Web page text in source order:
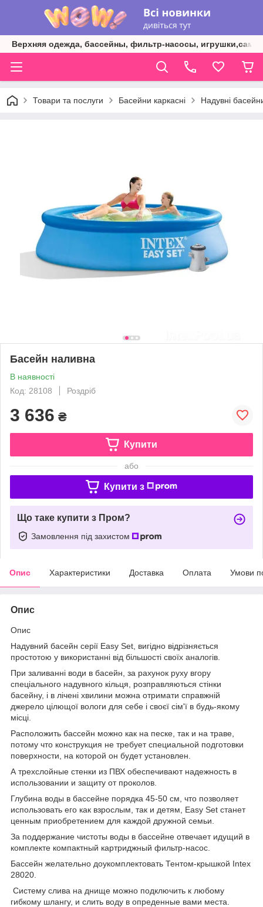
Верхняя одежда, бассейны, фильтр-насосы,
Товари та послуги Басейни каркасні Надувні
Басейн наливна
В наявності
Код: 28108
Роздріб
3 636 ₴
Купити
або
Купити з
Що таке купити з Пром?
Замовлення під захистом
Опис Характеристики Доставка Оплата Умови
Опис
Опис
Надувний басейн серії Easy Set, вигідно відрізняється
простотою у використанні від більшості своїх аналогів.
При заливанні води в басейн, за рахунок руху вгору
спеціального надувного кільця, розправляються стінки
басейну, і в лічені хвилини можна отримати справжній
джерело цілющої вологи для себе і своєї сім'ї в будь-якому
місці.
Расположить бассейн можно как на песке, так и на траве,
потому что конструкция не требует специальной подготовки
поверхности, на которой он будет установлен.
А трехслойные стенки из ПВХ обеспечивают надежность в
использовании и защиту от проколов.
Глубина воды в бассейне порядка 45-50 см, что позволяет
использовать его как взрослым, так и детям, Easy Set станет
ценным приобретением для каждой дружной семьи.
За поддержание чистоты воды в бассейне отвечает идущий в
комплекте компактный картриджный фильтр-насос.
Бассейн желательно доукомплектовать Тентом-крышкой Intex
28020.
Систему слива на днище можно подключить к любому
гибкому шлангу, и слить воду в опреденные вами места.